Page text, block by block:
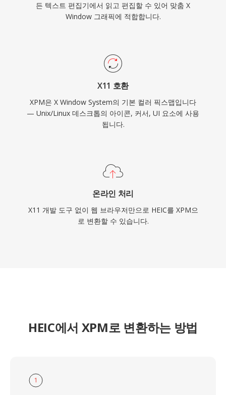
든 텍스트 편집기에서 읽고 편집할 수 있어 맞춤 X
Window 그래픽에 적합합니다.
X11 호환
XPM은 X Window System의 기본 컬러 픽스맵입니다
— Unix/Linux 데스크톱의 아이콘, 커서, UI 요소에 사용
됩니다.
온라인 처리
X11 개발 도구 없이 웹 브라우저만으로 HEIC를 XPM으
로 변환할 수 있습니다.
HEIC에서 XPM로 변환하는 방법
1